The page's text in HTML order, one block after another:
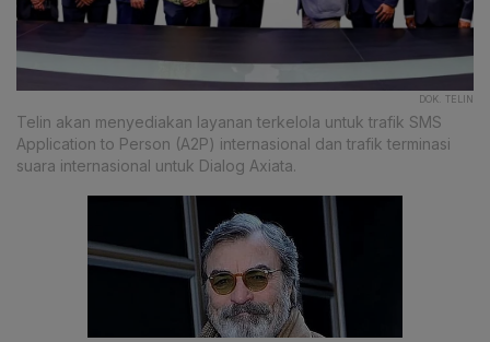
DOK. TELIN
Telin akan menyediakan layanan terkelola untuk trafik SMS
Application to Person (A2P) internasional dan trafik terminasi
suara internasional untuk Dialog Axiata.